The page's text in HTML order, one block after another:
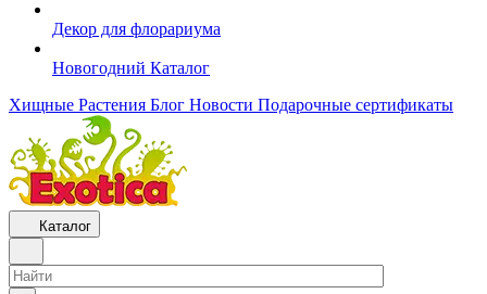
Декор для флорариума
Новогодний Каталог
Хищные Растения Блог Новости Подарочные сертификаты
Каталог